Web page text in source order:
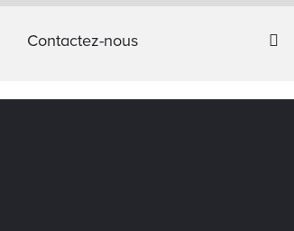
Contactez-nous